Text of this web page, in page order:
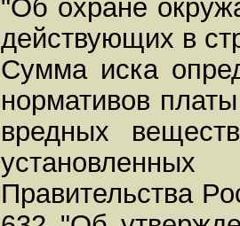
"Об охране
действующих в
Сумма иска
нормативов
вредных
Правительства